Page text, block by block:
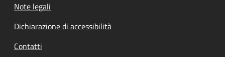
Note legali
Dichiarazione di accessibilità
Contatti